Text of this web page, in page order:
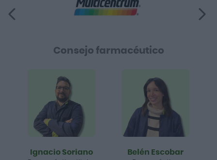
Consejo farmacéutico
Ignacio Soriano Belén Escobar